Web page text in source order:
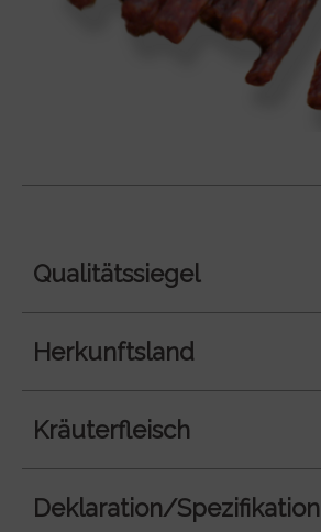
Qualitätssiegel
Herkunftsland
Kräuterfleisch
Deklaration/Spezifikation